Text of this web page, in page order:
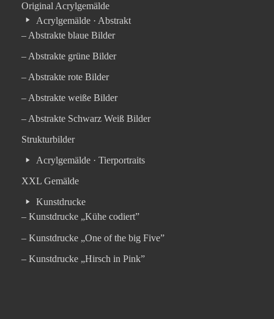
Original Acrylgemälde
Acrylgemälde · Abstrakt
– Abstrakte blaue Bilder
– Abstrakte grüne Bilder
– Abstrakte rote Bilder
– Abstrakte weiße Bilder
– Abstrakte Schwarz Weiß Bilder
Strukturbilder
Acrylgemälde · Tierportraits
XXL Gemälde
Kunstdrucke
– Kunstdrucke „Kühe codiert”
– Kunstdrucke „One of the big Five”
– Kunstdrucke „Hirsch in Pink”